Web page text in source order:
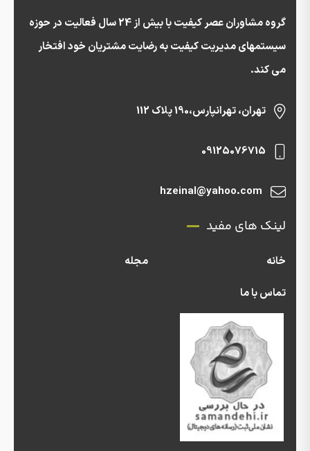
گروه مشاوران عصر کیفیت با بیش از 24 سال فعالیت در حوزه
سیستمهای مدیریت کیفیت به رضایت مشتریان خود افتخار
می کند.
تهران، تهرانپارس،190 پلاک 112
09125076715
hzeinal@yahoo.com
لینک های مفید
خانه
مجله
تماس با ما